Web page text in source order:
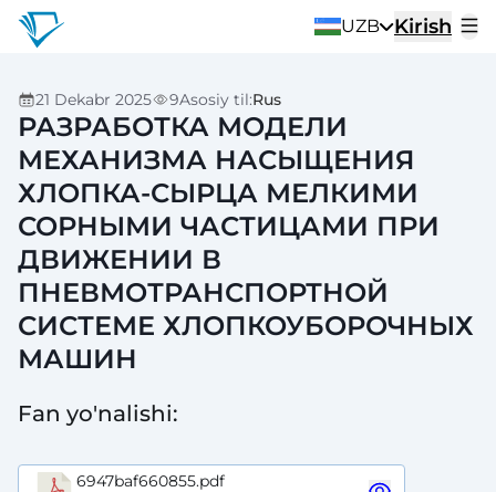
UZB Kirish
21 Dekabr 2025 9Asosiy til:Rus
РАЗРАБОТКА МОДЕЛИ
МЕХАНИЗМА НАСЫЩЕНИЯ
ХЛОПКА-СЫРЦА МЕЛКИМИ
СОРНЫМИ ЧАСТИЦАМИ ПРИ
ДВИЖЕНИИ В
ПНЕВМОТРАНСПОРТНОЙ
СИСТЕМЕ ХЛОПКОУБОРОЧНЫХ
МАШИН
Fan yo'nalishi:
6947baf660855.pdf